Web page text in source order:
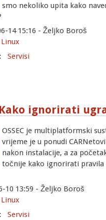
smo nekoliko upita kako
14 15:16 - Željko Boroš
Linux
Servisi
Kako ignorirati
OSSEC je multiplatformski
vrijeme je u ponudi
nakon instalacije, a za
točnije kako ignorirati pravila
10 13:59 - Željko Boroš
Linux
Servisi